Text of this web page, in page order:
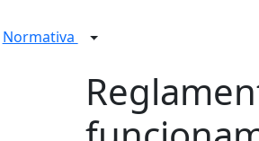
Normativa